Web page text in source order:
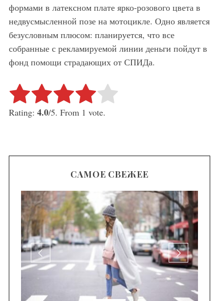
формами в латексном плате ярко-розового цвета в
недвусмысленной позе на мотоцикле. Одно является
безусловным плюсом: планируется, что все
собранные с рекламируемой линии деньги пойдут в
фонд помощи страдающих от СПИДа.
Rate this item: Submit Rating
Rating: 4.0/5. From 1 vote.
САМОЕ СВЕЖЕЕ